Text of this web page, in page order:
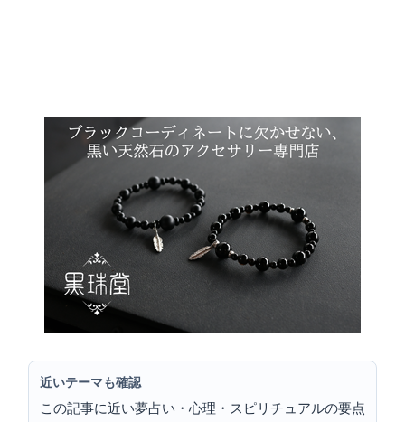
近いテーマも確認
この記事に近い夢占い・心理・スピリチュアルの要点